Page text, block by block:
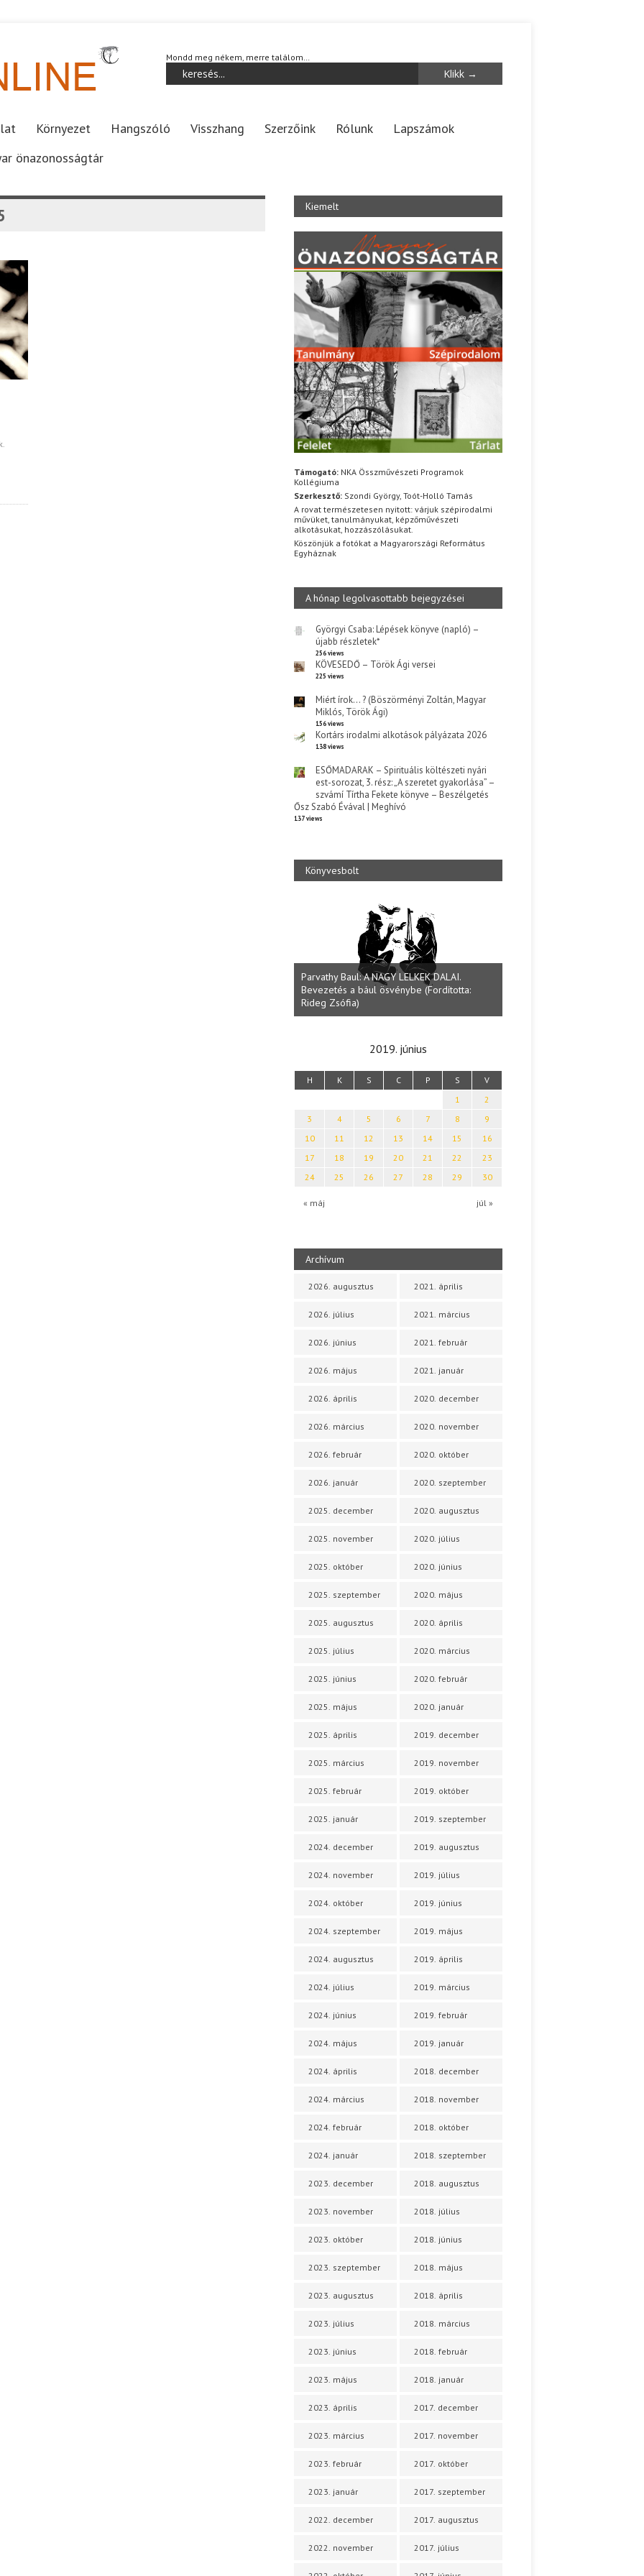
Mondd meg nékem, merre találom…
Környezet Hangszóló Visszhang Szerzőink Rólunk
Lapszámok
önazonosságtár
Kiemelt
Támogató: NKA Összművészeti Programok
Kollégiuma
Szerkesztő: Szondi György, Toót-Holló Tamás
A rovat természetesen nyitott: várjuk szépirodalmi
művüket, tanulmányukat, képzőművészeti
alkotásukat, hozzászólásukat.
Köszönjük a fotókat a Magyarországi Református
Egyháznak
A hónap legolvasottabb bejegyzései
Györgyi Csaba: Lépések könyve (napló) –
újabb részletek*
256 views
KÖVESEDŐ – Török Ági versei
225 views
Miért írok… ? (Böszörményi Zoltán, Magyar
Miklós, Török Ági)
156 views
Kortárs irodalmi alkotások pályázata 2026
138 views
ESŐMADARAK – Spirituális költészeti nyári
est-sorozat, 3. rész: „A szeretet gyakorlása” –
szvámí Tírtha Fekete könyve – Beszélgetés
Ősz Szabó Évával | Meghívó
137 views
Könyvesbolt
Halmai Tamás: Megválaszolt érintés. Leveles
Ibolya költői világa
2019. június
H K S C P S V
« máj júl »
1
2
3
4 5 6 7 8
9
10
11 12 13 14 15
16
17
18 19 20 21 22
23
24
25 26 27 28 29 30
Archívum
2026. augusztus
2026. július
2026. június
2026. május
2026. április
2026. március
2026. február
2026. január
2025. december
2025. november
2025. október
2025. szeptember
2025. augusztus
2025. július
2025. június
2025. május
2025. április
2025. március
2025. február
2025. január
2024. december
2024. november
2024. október
2024. szeptember
2024. augusztus
2024. július
2024. június
2024. május
2024. április
2024. március
2024. február
2024. január
2023. december
2023. november
2023. október
2023. szeptember
2023. augusztus
2023. július
2023. június
2023. május
2023. április
2023. március
2023. február
2023. január
2022. december
2022. november
2021. április
2021. március
2021. február
2021. január
2020. december
2020. november
2020. október
2020. szeptember
2020. augusztus
2020. július
2020. június
2020. május
2020. április
2020. március
2020. február
2020. január
2019. december
2019. november
2019. október
2019. szeptember
2019. augusztus
2019. július
2019. június
2019. május
2019. április
2019. március
2019. február
2019. január
2018. december
2018. november
2018. október
2018. szeptember
2018. augusztus
2018. július
2018. június
2018. május
2018. április
2018. március
2018. február
2018. január
2017. december
2017. november
2017. október
2017. szeptember
2017. augusztus
2017. július